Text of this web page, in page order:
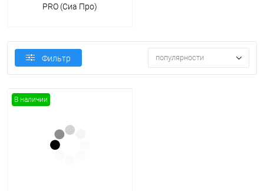
PRO (Сиа Про)
Фильтр популярности
В наличии